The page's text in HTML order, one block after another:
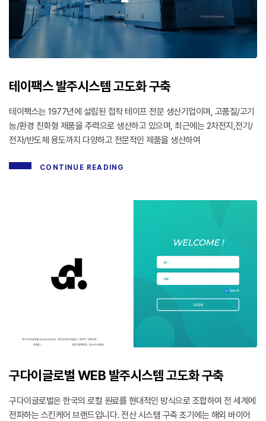
테이팩스 발주시스템 고도화 구축
테이팩스는 1977년에 설립된 접착 테이프 전문 생산기업이며, 고품질/고기
능/환경 친화형 제품을 주력으로 생산하고 있으며, 최근에는 2차전지,전기/
전자/반도체 용도까지 다양하고 전문적인 제품을 생산하여
CONTINUE READING
구다이글로벌 WEB 발주시스템 고도화 구축
구다이글로벌은 한국의 로컬 원료를 현대적인 방식으로 조합하여 전 세계에
전파하는 스킨케어 브랜드입니다. 전산 시스템 구축 초기에는 해외 바이어